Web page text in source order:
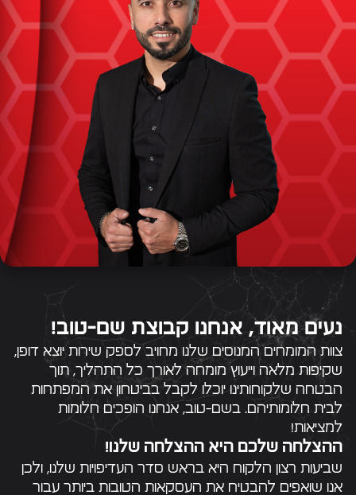
נעים מאוד, אנחנו קבוצת שם-טוב!
צוות המומחים המנוסים שלנו מחויב לספק שירות יוצא דופן,
שקיפות מלאה וייעוץ מומחה לאורך כל התהליך, תוך
הבטחה שלקוחותינו יוכלו לקבל בביטחון את המפתחות
לבית חלומותיהם. בשם-טוב, אנחנו הופכים חלומות
למציאות!
ההצלחה שלכם היא ההצלחה שלנו!
שביעות רצון הלקוח היא בראש סדר העדיפויות שלנו, ולכן
אנו שואפים להבטיח את העסקאות הטובות ביותר עבור